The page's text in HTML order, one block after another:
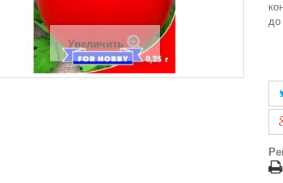
Увеличить
до